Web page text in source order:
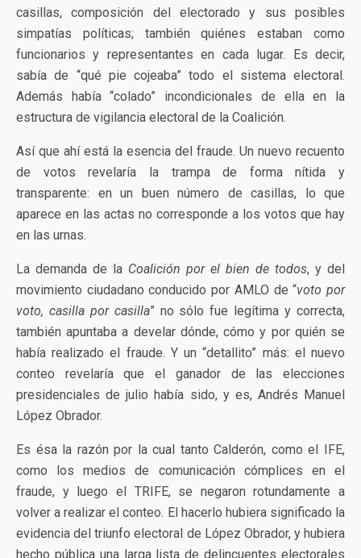
casillas, composición del electorado y sus posibles
simpatías políticas; también quiénes estaban como
funcionarios y representantes en cada lugar. Es decir,
sabía de “qué pie cojeaba” todo el sistema electoral.
Además había “colado” incondicionales de ella en la
estructura de vigilancia electoral de la Coalición.
Así que ahí está la esencia del fraude. Un nuevo recuento
de votos revelaría la trampa de forma nítida y
transparente: en un buen número de casillas, lo que
aparece en las actas no corresponde a los votos que hay
en las urnas.
La demanda de la Coalición por el bien de todos, y del
movimiento ciudadano conducido por AMLO de “voto por
voto, casilla por casilla” no sólo fue legítima y correcta,
también apuntaba a develar dónde, cómo y por quién se
había realizado el fraude. Y un “detallito” más: el nuevo
conteo revelaría que el ganador de las elecciones
presidenciales de julio había sido, y es, Andrés Manuel
López Obrador.
Es ésa la razón por la cual tanto Calderón, como el IFE,
como los medios de comunicación cómplices en el
fraude, y luego el TRIFE, se negaron rotundamente a
volver a realizar el conteo. El hacerlo hubiera significado la
evidencia del triunfo electoral de López Obrador, y hubiera
hecho pública una larga lista de delincuentes electorales